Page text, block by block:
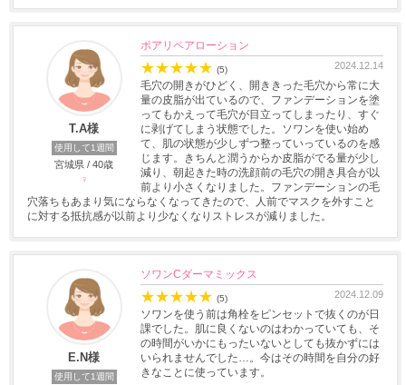
T.A様
使用して1週間
宮城県 / 40歳
♀
ポアリペアローション
★★★★★ (5) 2024.12.14
毛穴の開きがひどく、開ききった毛穴から常に大
量の皮脂が出ているので、ファンデーションを塗
ってもかえって毛穴が目立ってしまったり、すぐ
に剥げてしまう状態でした。ソワンを使い始め
て、肌の状態が少しずつ整っていっているのを感
じます。きちんと潤うからか皮脂がでる量が少し
減り、朝起きた時の洗顔前の毛穴の開き具合が以
前より小さくなりました。ファンデーションの毛
穴落ちもあまり気にならなくなってきたので、人前でマスクを外すこと
に対する抵抗感が以前より少なくなりストレスが減りました。
E.N様
使用して1週間
ソワンCダーマミックス
★★★★★ (5) 2024.12.09
ソワンを使う前は角栓をピンセットで抜くのが日
課でした。肌に良くないのはわかっていても、そ
の時間がいかにもったいないとしても抜かずには
いられませんでした…。今はその時間を自分の好
きなことに使っています。